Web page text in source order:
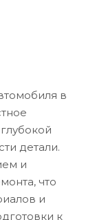
в
детали.
и
что
и
к